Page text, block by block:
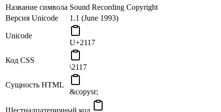
«фонограмма».
Звукозапись имеет отдельное авторское право от основной
работы, которая, как правило, является музыкальным
произведением, выраженным в письменной лирике и
музыкальной нотации, если таковые имеются. Даже если он
выполняется одним и тем же художником, уведомление об
авторском праве на запись звука охватывает только авторские
права на сам звук и не распространяется на любые другие
версии или версии (s).
Когда в 1971 году США предоставили ограниченную защиту
Название символа Sound Recording Copyright
Версия Unicode
1.1 (June 1993)
Unicode
U+2117
Код CSS
\2117
Сущность HTML
&copysr;